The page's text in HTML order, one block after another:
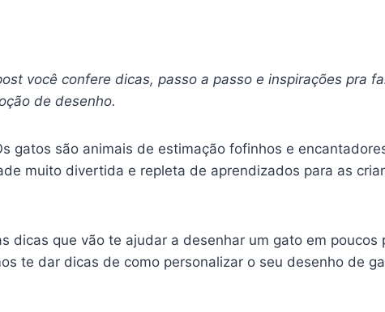
você confere dicas, passo a passo e inspirações pra
de desenho.
gatos são animais de estimação fofinhos e
muito divertida e repleta de aprendizados para as
dicas que vão te ajudar a desenhar um gato em poucos
te dar dicas de como personalizar o seu desenho de